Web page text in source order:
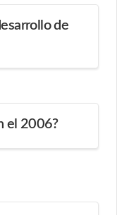
de
el 2006?